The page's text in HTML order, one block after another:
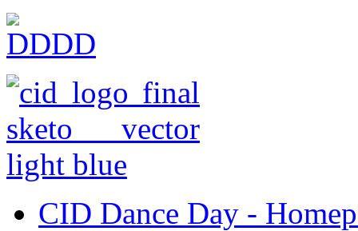
CID Dance Day -